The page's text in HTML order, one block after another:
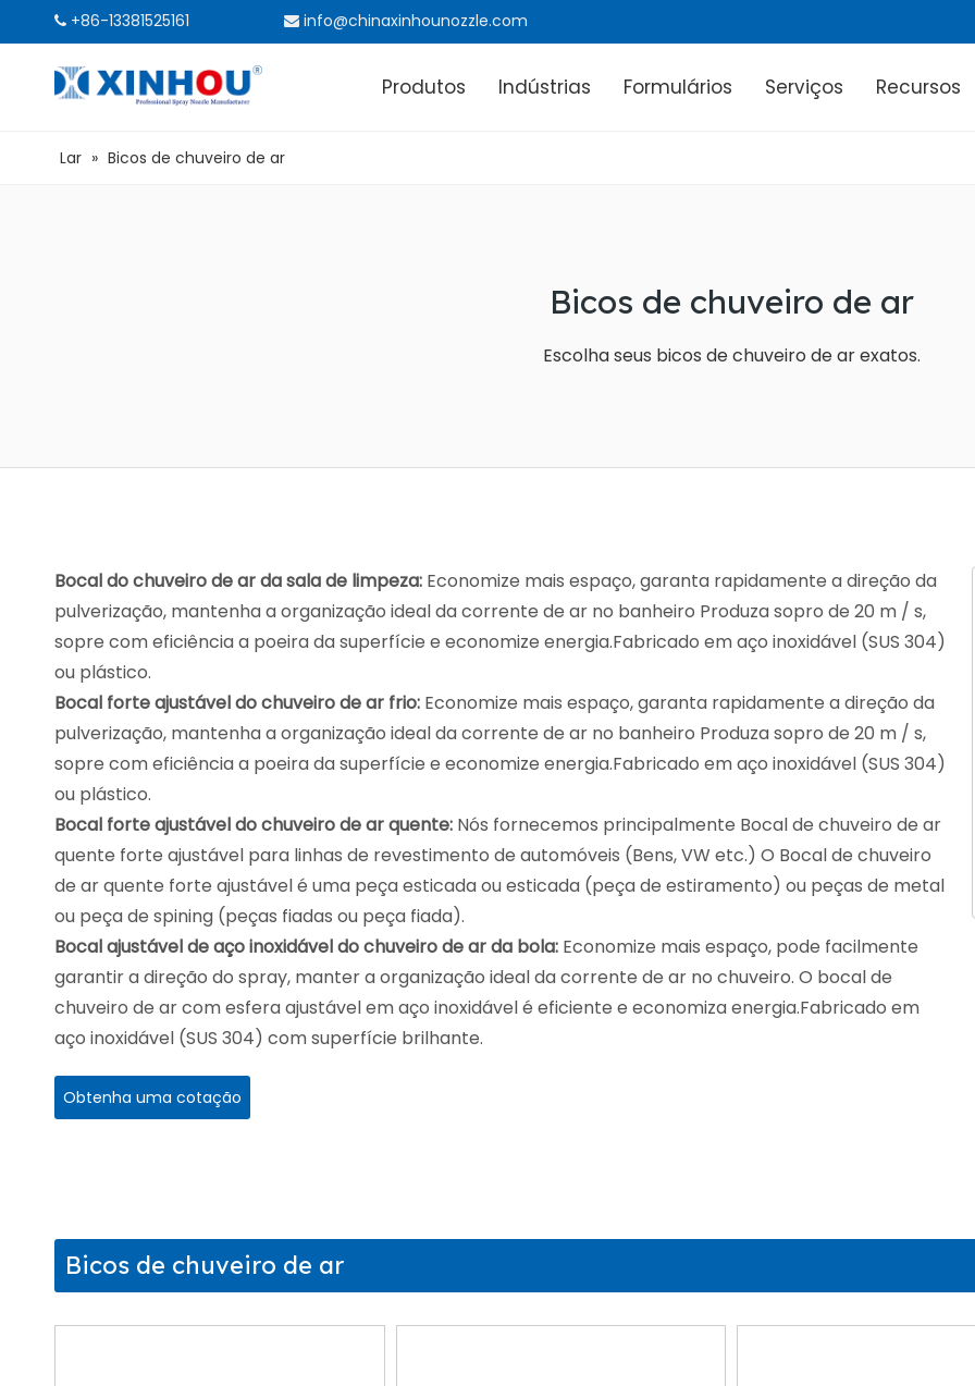
 +86-13381525161  info@chinaxinhounozzle.com
Produtos Indústrias Formulários Serviços Recursos
Lar » Bicos de chuveiro de ar
Bicos de chuveiro de ar
Escolha seus bicos de chuveiro de ar exatos.
Bocal do chuveiro de ar da sala de limpeza: Economize mais espaço, garanta rapidamente a direção da
pulverização, mantenha a organização ideal da corrente de ar no banheiro Produza sopro de 20 m / s,
sopre com eficiência a poeira da superfície e economize energia.Fabricado em aço inoxidável (SUS 304)
ou plástico.
Bocal forte ajustável do chuveiro de ar frio: Economize mais espaço, garanta rapidamente a direção da
pulverização, mantenha a organização ideal da corrente de ar no banheiro Produza sopro de 20 m / s,
sopre com eficiência a poeira da superfície e economize energia.Fabricado em aço inoxidável (SUS 304)
ou plástico.
Bocal forte ajustável do chuveiro de ar quente: Nós fornecemos principalmente Bocal de chuveiro de ar
quente forte ajustável para linhas de revestimento de automóveis (Bens, VW etc.) O Bocal de chuveiro
de ar quente forte ajustável é uma peça esticada ou esticada (peça de estiramento) ou peças de metal
ou peça de spining (peças fiadas ou peça fiada).
Bocal ajustável de aço inoxidável do chuveiro de ar da bola: Economize mais espaço, pode facilmente
garantir a direção do spray, manter a organização ideal da corrente de ar no chuveiro. O bocal de
chuveiro de ar com esfera ajustável em aço inoxidável é eficiente e economiza energia.Fabricado em
aço inoxidável (SUS 304) com superfície brilhante.
Obtenha uma cotação
Bicos de chuveiro de ar